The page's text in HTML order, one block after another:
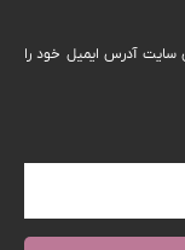
سایت آدرس ایمیل خود را